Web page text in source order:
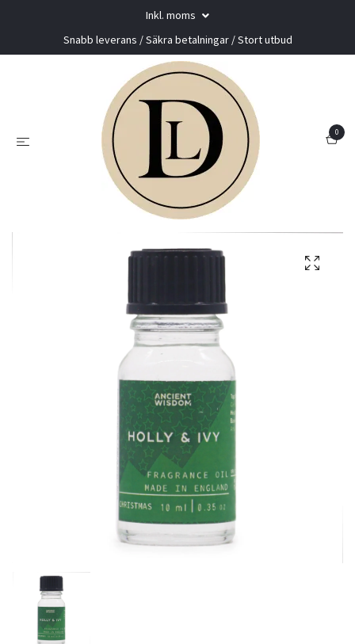
Inkl. moms
Snabb leverans / Säkra betalningar / Stort utbud
0